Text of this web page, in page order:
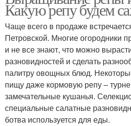
Какую репу будем
Чаще всего в продаже
Петровской. Многие огородники
и не все знают, что можно
разновидностей и сделать
палитру овощных блюд.
пищу даже кормовую репу –
замечательные кушанья.
специальные салатные
ботва используется для еды.